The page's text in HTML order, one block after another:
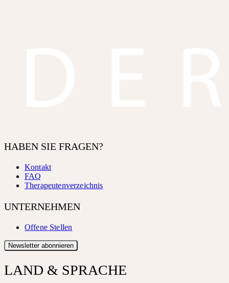
HABEN SIE FRAGEN?
Kontakt
FAQ
Therapeutenverzeichnis
UNTERNEHMEN
Offene Stellen
Newsletter abonnieren
LAND & SPRACHE